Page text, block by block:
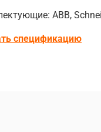
ABB,
спецификацию